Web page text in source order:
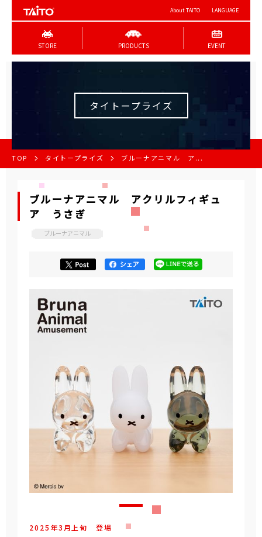
About TAITO LANGUAGE
STORE PRODUCTS EVENT
タイトープライズ
TOP タイトープライズ ブルーナアニマル ア...
ブルーナアニマル アクリルフィギュ
ア うさぎ
ブルーナアニマル
2025年3 月 上旬 登場